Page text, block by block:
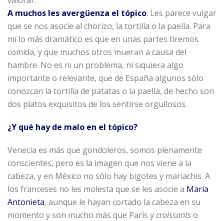
A muchos les avergüenza el tópico. Les parece vulgar
que se nos asocie al chorizo, la tortilla o la paella. Para
mí lo más dramático es que en unas partes tiremos
comida, y que muchos otros mueran a causa del
hambre. No es ni un problema, ni siquiera algo
importante o relevante, que de España algunos sólo
conozcan la tortilla de patatas o la paella, de hecho son
dos platos exquisitos de los sentirse orgullosos.
¿Y qué hay de malo en el tópico?
Venecia es más que gondoleros, somos plenamente
conscientes, pero es la imagen que nos viene a la
cabeza, y en México no sólo hay bigotes y mariachis. A
los franceses no les molesta que se les asocie a María
Antonieta, aunque le hayan cortado la cabeza en su
momento y son mucho más que París ycroissantso